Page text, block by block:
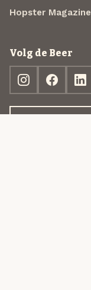
Hopster Magazine
Volg de Beer